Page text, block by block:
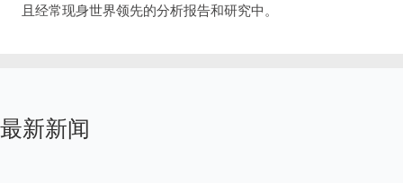
且经常现身世界领先的分析报告和研究中。
最新新闻